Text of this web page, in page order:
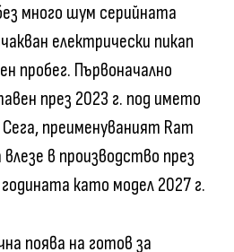
много шум серийната
електрически пикап
пробег. Първоначално
през 2023 г. под името
преименуваният Ram
влезе в производство през
като модел 2027 г.
поява на готов за